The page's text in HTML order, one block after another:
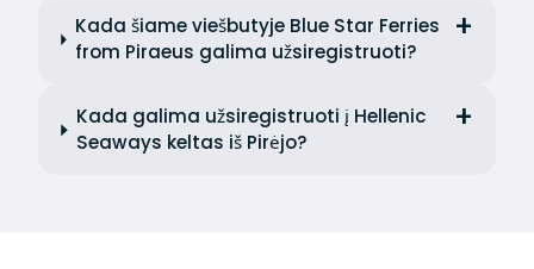
Kada šiame viešbutyje Blue Star Ferries
from Piraeus galima užsiregistruoti?
Kada galima užsiregistruoti į Hellenic
Seaways keltas iš Pirėjo?